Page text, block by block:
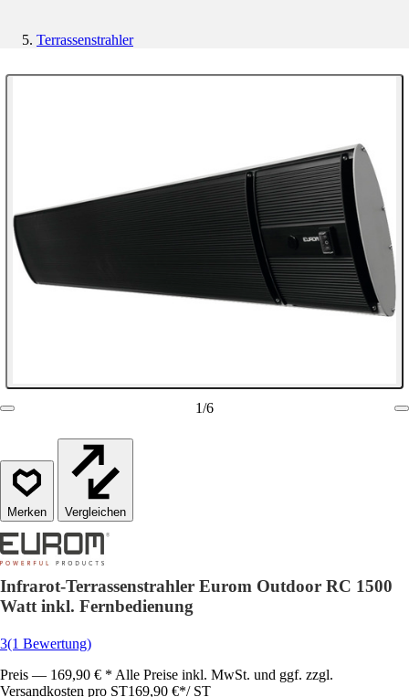
Terrassenstrahler
1/6
Vergleichen
Infrarot-Terrassenstrahler Eurom Outdoor RC 1500
Watt inkl. Fernbedienung
3(1 Bewertung)
Preis — 169,90 € * Alle Preise inkl. MwSt. und ggf. zzgl.
Versandkosten pro ST169,90 €*/ ST